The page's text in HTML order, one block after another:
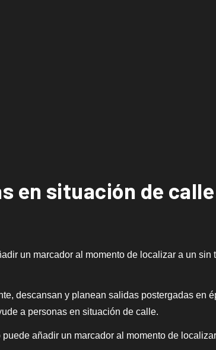
en situación de calle
un marcador al momento de localizar a un sin
descansan y planean salidas postergadas en
a personas en situación de calle.
añadir un marcador al momento de